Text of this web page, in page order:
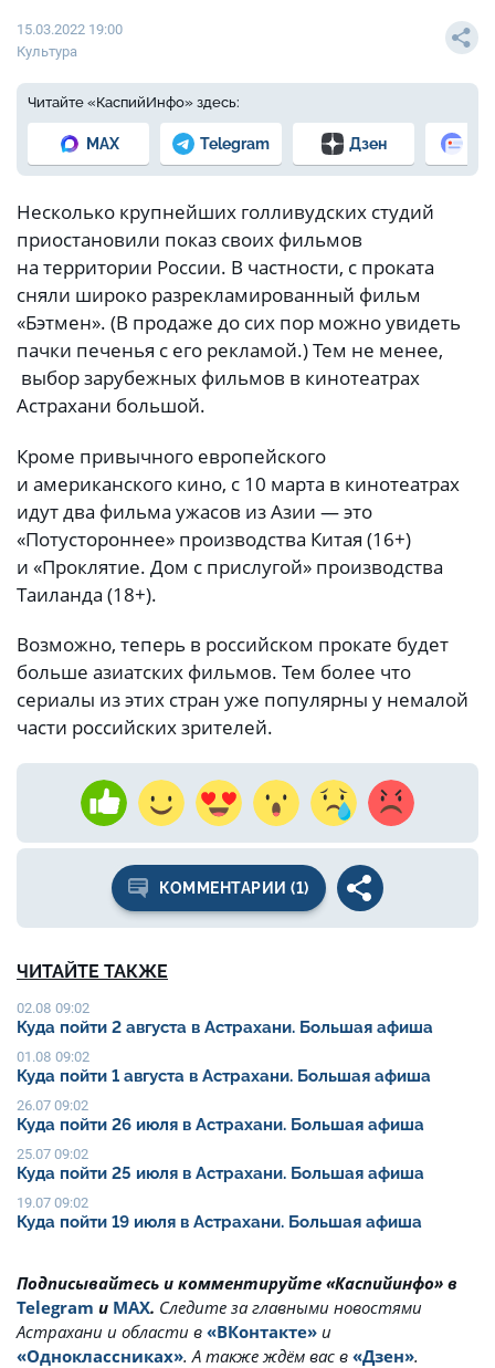
15.03.2022 19:00
Культура
Читайте «КаспийИнфо» здесь:
MAX Telegram Дзен
Несколько крупнейших голливудских студий
приостановили показ своих фильмов
на территории России. В частности, с проката
сняли широко разрекламированный фильм
«Бэтмен». (В продаже до сих пор можно увидеть
пачки печенья с его рекламой.) Тем не менее,
выбор зарубежных фильмов в кинотеатрах
Астрахани большой.
Кроме привычного европейского
и американского кино, с 10 марта в кинотеатрах
идут два фильма ужасов из Азии — это
«Потустороннее» производства Китая (16+)
и «Проклятие. Дом с прислугой» производства
Таиланда (18+).
Возможно, теперь в российском прокате будет
больше азиатских фильмов. Тем более что
сериалы из этих стран уже популярны у немалой
части российских зрителей.
КОММЕНТАРИИ (1)
ЧИТАЙТЕ ТАКЖЕ
02.08 09:02
Куда пойти 2 августа в Астрахани. Большая афиша
01.08 09:02
Куда пойти 1 августа в Астрахани. Большая афиша
26.07 09:02
Куда пойти 26 июля в Астрахани. Большая афиша
25.07 09:02
Куда пойти 25 июля в Астрахани. Большая афиша
19.07 09:02
Куда пойти 19 июля в Астрахани. Большая афиша
Подписывайтесь и комментируйте «Каспийинфо» в
Telegram и MAX. Cледите за главными новостями
Астрахани и области в «ВКонтакте» и
«Одноклассниках». А также ждём вас в «Дзен».